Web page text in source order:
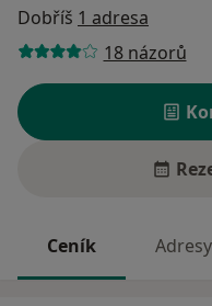
Dobříš 1 adresa
18 názorů
Ceník Adresy